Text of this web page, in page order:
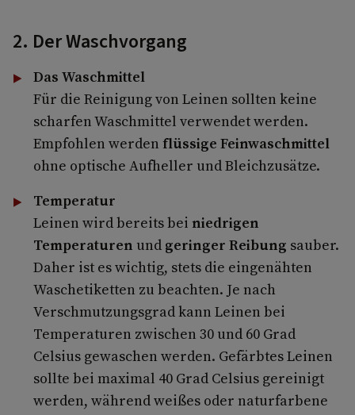
2. Der Waschvorgang
Das Waschmittel
Für die Reinigung von Leinen sollten keine
scharfen Waschmittel verwendet werden.
Empfohlen werden flüssige Feinwaschmittel
ohne optische Aufheller und Bleichzusätze.
Temperatur
Leinen wird bereits bei niedrigen
Temperaturen und geringer Reibung sauber.
Daher ist es wichtig, stets die eingenähten
Waschetiketten zu beachten. Je nach
Verschmutzungsgrad kann Leinen bei
Temperaturen zwischen 30 und 60 Grad
Celsius gewaschen werden. Gefärbtes Leinen
sollte bei maximal 40 Grad Celsius gereinigt
werden, während weißes oder naturfarbene